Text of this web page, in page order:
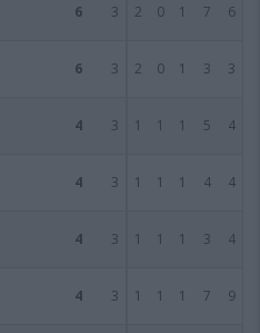
6 3 2 0 1 7 6
6 3 2 0 1 3 3
4 3 1 1 1 5 4
4 3 1 1 1 4 4
4 3 1 1 1 3 4
4 3 1 1 1 7 9